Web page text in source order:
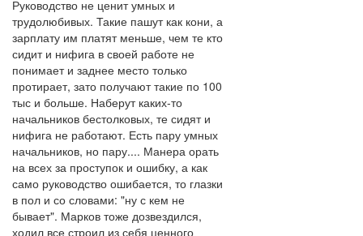
Руководство не ценит умных и
трудолюбивых. Такие пашут как кони, а
зарплату им платят меньше, чем те кто
сидит и нифига в своей работе не
понимает и заднее место только
протирает, зато получают такие по 100
тыс и больше. Наберут каких-то
начальников бестолковых, те сидят и
нифига не работают. Есть пару умных
начальников, но пару.... Манера орать
на всех за проступок и ошибку, а как
само руководство ошибается, то глазки
в пол и со словами: "ну с кем не
бывает". Марков тоже дозвездился,
ходил все строил из себя ценного